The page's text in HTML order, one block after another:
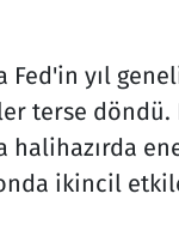
Fed'in yıl
terse
halihazırda
ikincil